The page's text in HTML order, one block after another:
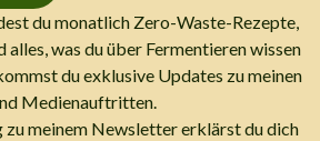
du monatlich Zero-Waste-Rezepte,
alles, was du über Fermentieren wissen
du exklusive Updates zu meinen
Medienauftritten.
zu meinem Newsletter erklärst du dich